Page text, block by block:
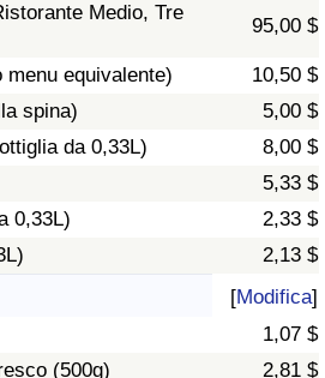
Medio, Tre
95,00 $
menu equivalente)
10,50 $
spina)
5,00 $
da 0,33L)
8,00 $
5,33 $
0,33L)
2,33 $
2,13 $
[Modifica]
1,07 $
(500g)
2,81 $
per Nazione
Case per Nazione
vita per Paese
(Corrente)
paese